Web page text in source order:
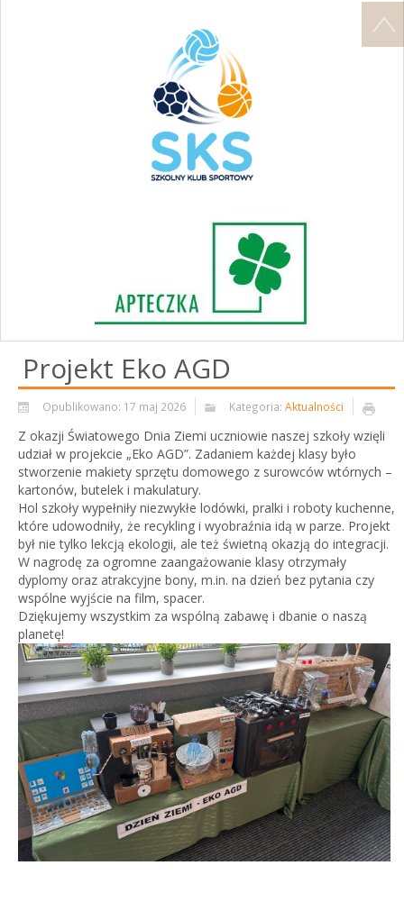
Projekt Eko AGD
Opublikowano: 17 maj 2026 Kategoria: Aktualności
Z okazji Światowego Dnia Ziemi uczniowie naszej szkoły wzięli
udział w projekcie „Eko AGD”. Zadaniem każdej klasy było
stworzenie makiety sprzętu domowego z surowców wtórnych –
kartonów, butelek i makulatury.
Hol szkoły wypełniły niezwykłe lodówki, pralki i roboty kuchenne,
które udowodniły, że recykling i wyobraźnia idą w parze. Projekt
był nie tylko lekcją ekologii, ale też świetną okazją do integracji.
W nagrodę za ogromne zaangażowanie klasy otrzymały
dyplomy oraz atrakcyjne bony, m.in. na dzień bez pytania czy
wspólne wyjście na film, spacer.
Dziękujemy wszystkim za wspólną zabawę i dbanie o naszą
planetę!